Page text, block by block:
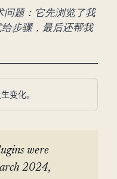
问题：它先浏览了我
步骤，最后还帮我
变化。
were
2024,